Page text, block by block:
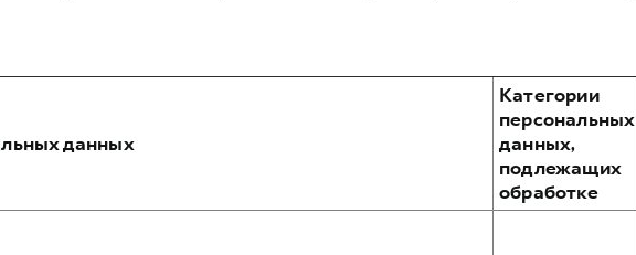
данных
Категории
персональных
данных,
подлежащих
обработке